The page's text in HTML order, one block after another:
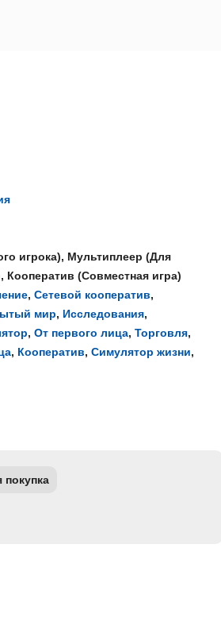
игрока), Мультиплеер (Для
Кооператив (Совместная игра)
, Сетевой кооператив,
мир, Исследования,
, От первого лица, Торговля,
, Кооператив, Симулятор жизни,
покупка